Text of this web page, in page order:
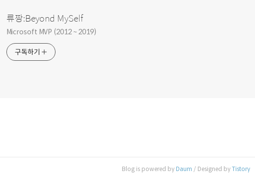
류짱:Beyond MySelf
Microsoft MVP (2012 ~ 2019)
구독하기
Blog is powered by Daum / Designed byTistory